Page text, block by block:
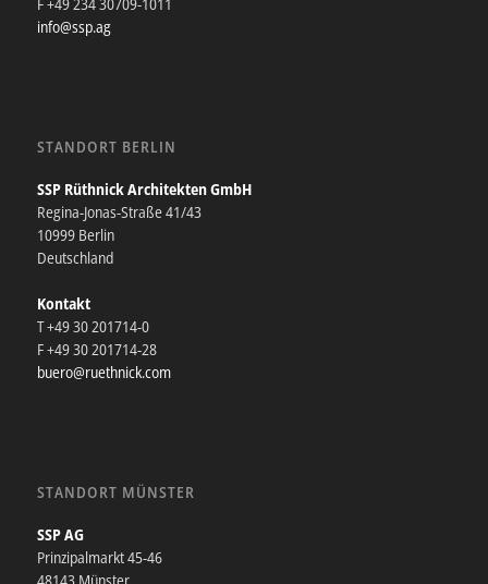
info@ssp.ag
STANDORT BERLIN
SSP Rüthnick Architekten GmbH
Regina-Jonas-Straße 41/43
10999 Berlin
Deutschland
Kontakt
T +49 30 201714-0
F +49 30 201714-28
buero@ruethnick.com
STANDORT MÜNSTER
SSP AG
Prinzipalmarkt 45-46